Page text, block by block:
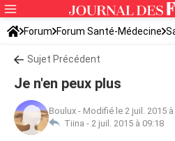
Forum Forum Santé-Médecine
Sujet Précédent
Je n'en peux plus
Boulux - Modifié le 2 juil. 2015
Tiina - 2 juil. 2015 à 09:18